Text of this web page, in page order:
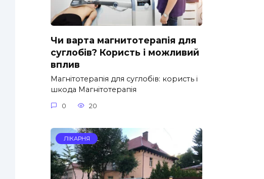
Чи варта магнитотерапія для
суглобів? Користь і можливий
вплив
Магнітотерапія для суглобів: користь і
шкода Магнітотерапія
0 20
ЛІКАРНЯ